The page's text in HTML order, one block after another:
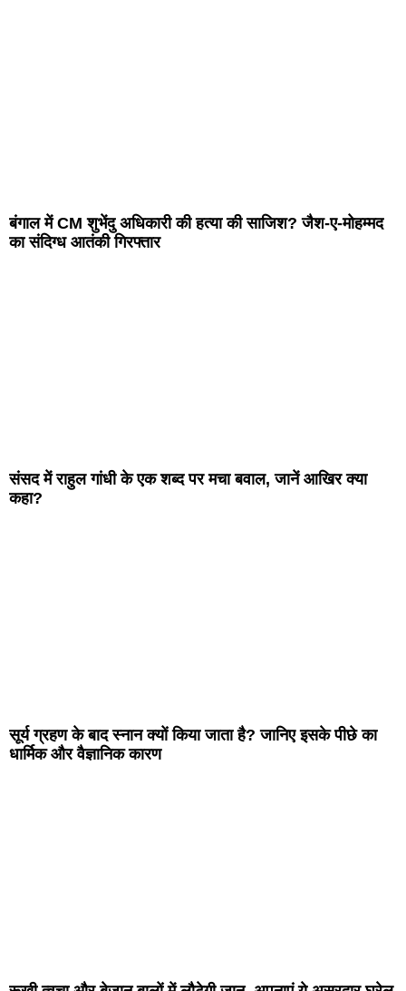
बंगाल में CM शुभेंदु अधिकारी की हत्या की साजिश? जैश-ए-मोहम्मद
का संदिग्ध आतंकी गिरफ्तार
संसद में राहुल गांधी के एक शब्द पर मचा बवाल, जानें आखिर क्या
कहा?
सूर्य ग्रहण के बाद स्नान क्यों किया जाता है? जानिए इसके पीछे का
धार्मिक और वैज्ञानिक कारण